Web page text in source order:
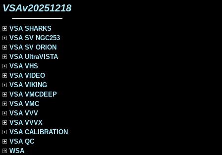
VSAv20251218
VSA SHARKS
VSA SV NGC253
VSA SV ORION
VSA UltraVISTA
VSA VHS
VSA VIDEO
VSA VIKING
VSA VMCDEEP
VSA VMC
VSA VVV
VSA VVVX
VSA CALIBRATION
VSA QC
WSA